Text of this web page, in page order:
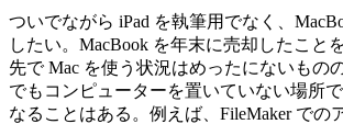
ついでながら iPad を執筆用でなく、
したい。MacBook を年末に売却したこと
先で Mac を使う状況はめったにないもの
でもコンピューターを置いていない場所で
なることはある。例えば、FileMaker での